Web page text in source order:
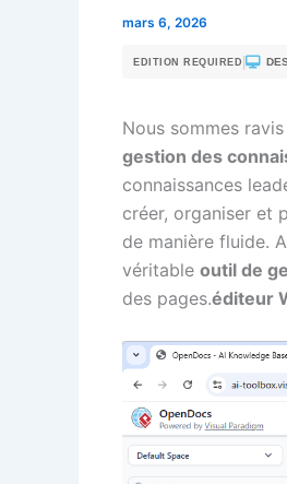
mars 6, 2026
EDITION REQUIRED
Nous sommes
gestion des
connaissances
créer, organiser et
de manière fluide.
véritable outil de
des pages.éditeur